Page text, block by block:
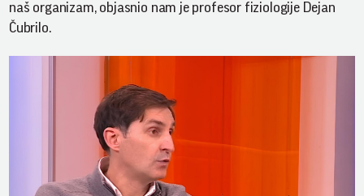
naš organizam, objasnio nam je profesor fiziologije Dejan
Čubrilo.